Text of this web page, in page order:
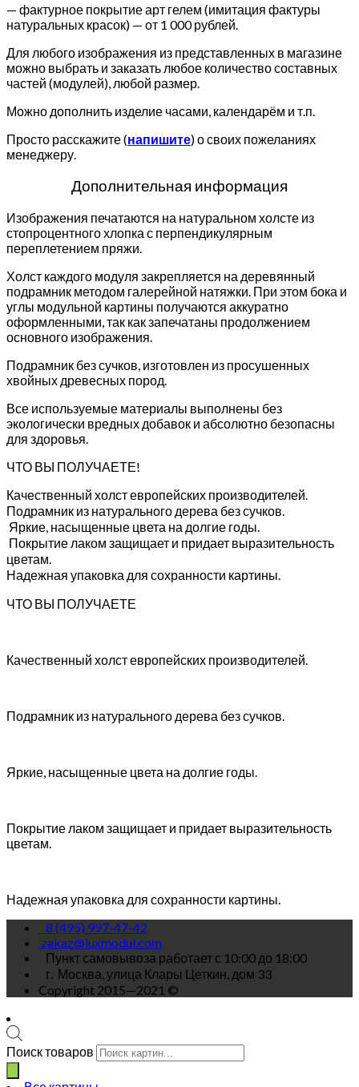
— фактурное покрытие арт гелем (имитация фактуры
натуральных красок) — от 1 000 рублей.
Для любого изображения из представленных в магазине
можно выбрать и заказать любое количество составных
частей (модулей), любой размер.
Можно дополнить изделие часами, календарём и т.п.
Просто расскажите (напишите) о своих пожеланиях
менеджеру.
Дополнительная информация
Изображения печатаются на натуральном холсте из
стопроцентного хлопка с перпендикулярным
переплетением пряжи.
Холст каждого модуля закрепляется на деревянный
подрамник методом галерейной натяжки. При этом бока и
углы модульной картины получаются аккуратно
оформленными, так как запечатаны продолжением
основного изображения.
Подрамник без сучков, изготовлен из просушенных
хвойных древесных пород.
Все используемые материалы выполнены без
экологически вредных добавок и абсолютно безопасны
для здоровья.
ЧТО ВЫ ПОЛУЧАЕТЕ!
Качественный холст европейских производителей.
Подрамник из натурального дерева без сучков.
Яркие, насыщенные цвета на долгие годы.
Покрытие лаком защищает и придает выразительность
цветам.
Надежная упаковка для сохранности картины.
ЧТО ВЫ ПОЛУЧАЕТЕ
Качественный холст европейских производителей.
Подрамник из натурального дерева без сучков.
Яркие, насыщенные цвета на долгие годы.
Покрытие лаком защищает и придает выразительность
цветам.
Надежная упаковка для сохранности картины.
8 (495) 997-47-42
zakaz@luxmodul.com
Пункт самовывоза работает с 10:00 до 18:00
г. Москва, улица Клары Цеткин, дом 33
Copyright 2015—2021 ©
Поиск товаров